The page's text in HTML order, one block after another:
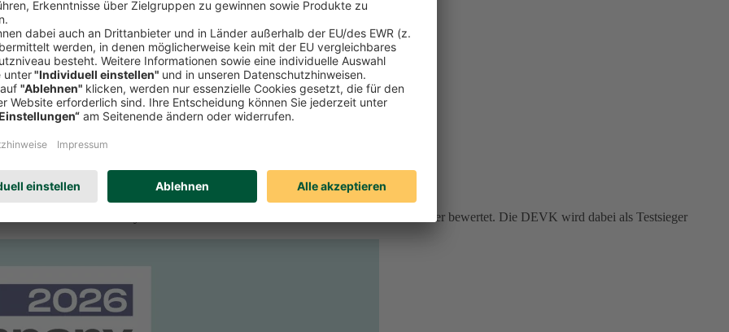
Zeitschrift Focus-Money die Verbraucherfreundlichkeit deutscher Serviceversicherer bewertet. Die DEVK wird dabei als Testsieger